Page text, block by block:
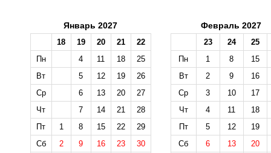
Январь 2027
18 19 20 21
22
Пн
4 11 18
25
Вт
5 12 19
26
Ср
6 13 20
27
Чт
7 14 21
28
Пт
1 8 15 22
29
Сб
2 9 16 23
30
Февраль 2027
23 24
25
Пн
1 8
15
Вт
2 9
16
Ср
3 10
17
Чт
4 11
18
Пт
5 12
19
Сб
6 13
20